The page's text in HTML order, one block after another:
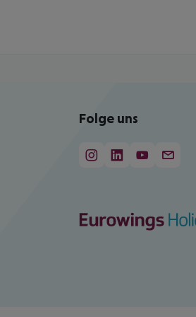
Folge uns